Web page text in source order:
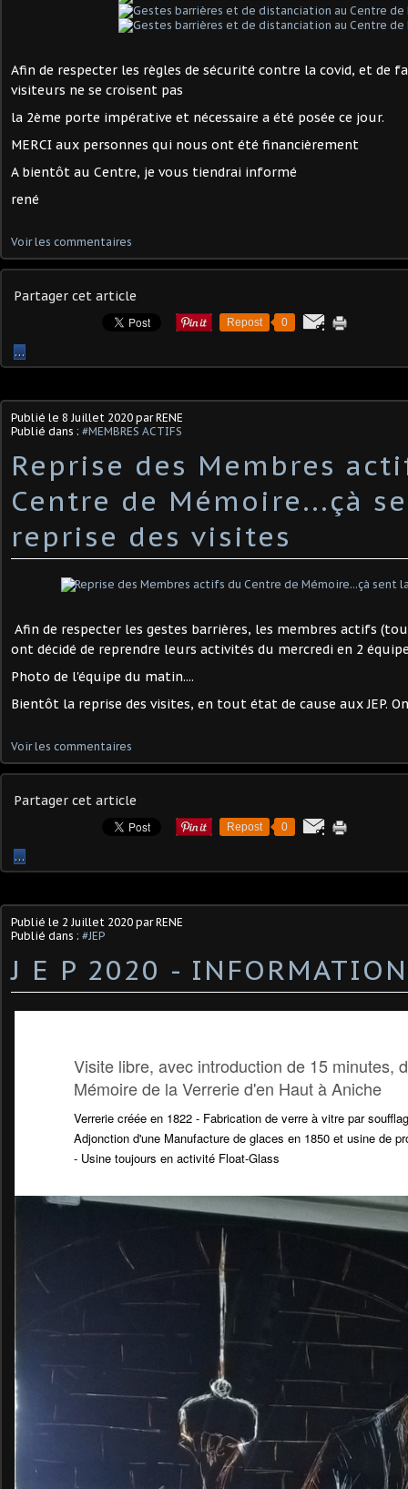
Afin de respecter les règles de sécurité contre la covid, et de
visiteurs ne se croisent pas
la 2ème porte impérative et nécessaire a été posée ce jour.
MERCI aux personnes qui nous ont été financièrement
A bientôt au Centre, je vous tiendrai informé
rené
Voir les commentaires
Partager cet article
Repost 0
…
Publié le 8 Juillet 2020 par RENE
Publié dans : #MEMBRES ACTIFS
Reprise des Membres
Centre de Mémoire...çà
reprise des visites
Afin de respecter les gestes barrières, les membres actifs
ont décidé de reprendre leurs activités du mercredi en 2
Photo de l'équipe du matin....
Bientôt la reprise des visites, en tout état de cause aux JEP.
Voir les commentaires
Partager cet article
Repost 0
…
Publié le 2 Juillet 2020 par RENE
Publié dans : #JEP
J E P 2020 -
Visite libre, avec introduction de 15 minutes,
Mémoire de la Verrerie d'en Haut à Aniche
Verrerie créée en 1822 - Fabrication de verre à vitre par
Adjonction d'une Manufacture de glaces en 1850 et usine de
- Usine toujours en activité Float-Glass